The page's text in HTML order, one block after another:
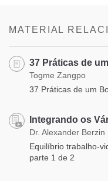
MATERIAL
​37 Práticas de
Togme Zangpo
​37 Práticas de um
Integrando os
Dr. Alexander Berzin
Equilíbrio trabalho-
parte 1 de 2